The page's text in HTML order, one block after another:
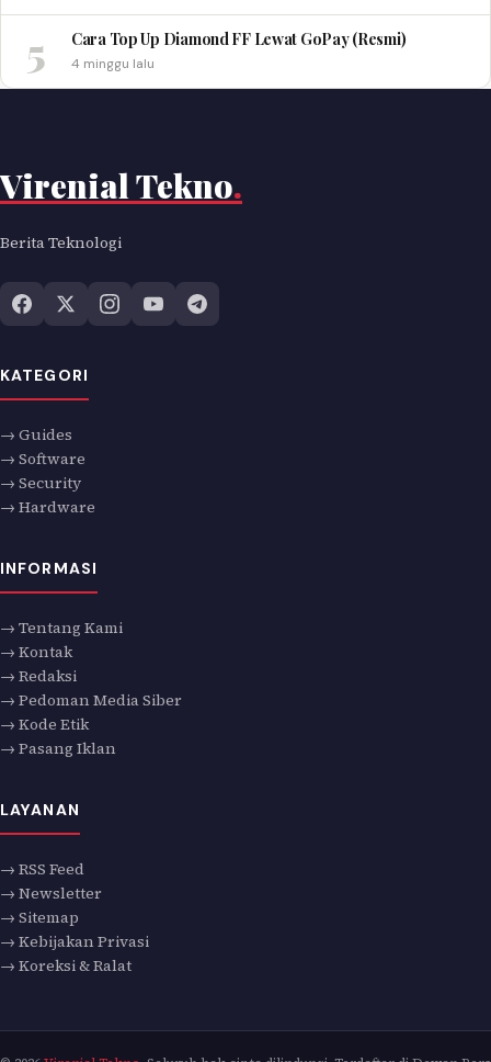
5 Cara Top Up Diamond FF Lewat GoPay (Resmi)
4 minggu lalu
Virenial Tekno.
Berita Teknologi
KATEGORI
→ Guides
→ Software
→ Security
→ Hardware
INFORMASI
→ Tentang Kami
→ Kontak
→ Redaksi
→ Pedoman Media Siber
→ Kode Etik
→ Pasang Iklan
LAYANAN
→ RSS Feed
→ Newsletter
→ Sitemap
→ Kebijakan Privasi
→ Koreksi & Ralat